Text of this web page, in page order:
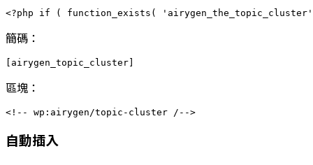
簡碼：
區塊：
自動插入